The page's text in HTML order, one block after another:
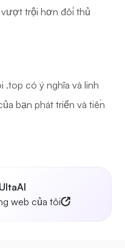
vượt trội hơn đối thủ
.top có ý nghĩa và linh
bạn phát triển và tiến
web của tôi